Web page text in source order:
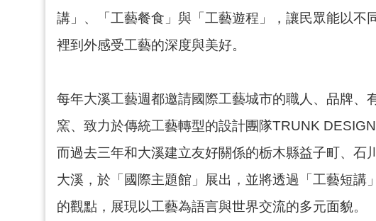
講」、「工藝餐食」與「工藝遊程」，讓民眾能以
裡到外感受工藝的深度與美好。
每年大溪工藝週都邀請國際工藝城市的職人、品牌
窯、致力於傳統工藝轉型的設計團隊TRUNK
而過去三年和大溪建立友好關係的栃木縣益子町、
大溪，於「國際主題館」展出，並將透過「工藝短
的觀點，展現以工藝為語言與世界交流的多元面貌。